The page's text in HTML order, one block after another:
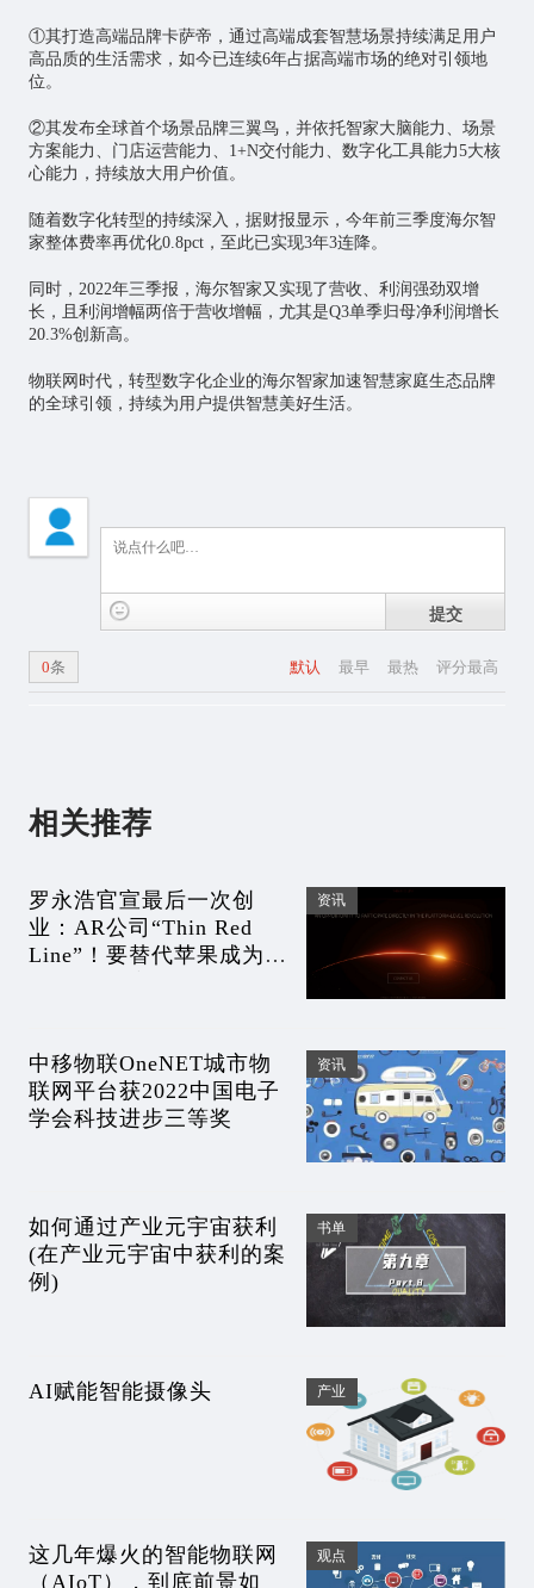
①其打造高端品牌卡萨帝，通过高端成套智慧场景持续满足用户
高品质的生活需求，如今已连续6年占据高端市场的绝对引领地
位。
②其发布全球首个场景品牌三翼鸟，并依托智家大脑能力、场景
方案能力、门店运营能力、1+N交付能力、数字化工具能力5大核
心能力，持续放大用户价值。
随着数字化转型的持续深入，据财报显示，今年前三季度海尔智
家整体费率再优化0.8pct，至此已实现3年3连降。
同时，2022年三季报，海尔智家又实现了营收、利润强劲双增
长，且利润增幅两倍于营收增幅，尤其是Q3单季归母净利润增长
20.3%创新高。
物联网 时代，转型数字化企业的海尔智家加速智慧家庭生态品牌
的全球引领，持续为用户提供智慧美好生活。
提交
默认 最早 最热 评分最高
0条
相关推荐
罗永浩官宣最后一次创
业：AR公司“Thin Red
Line”！要替代苹果成为新
资讯
中移物联OneNET城市物
联网平台获2022中国电子
学会科技进步三等奖
资讯
如何通过产业元宇宙获利
(在产业元宇宙中获利的案
例)
书单
AI赋能智能摄像头 产业
这几年爆火的智能物联网
（AIoT），到底前景如
观点